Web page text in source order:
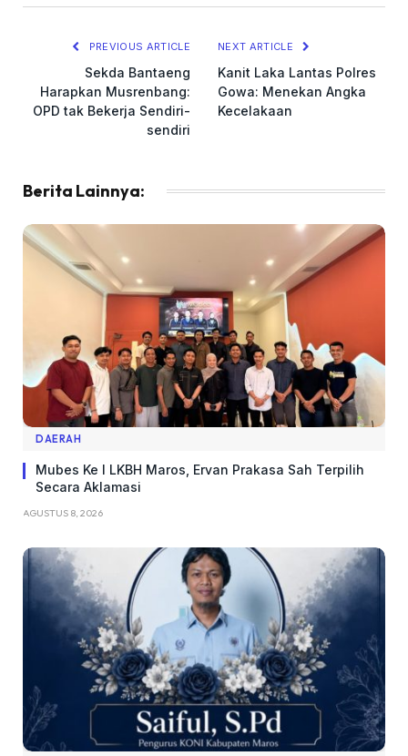
PREVIOUS ARTICLE
Sekda Bantaeng
Harapkan Musrenbang:
OPD tak Bekerja Sendiri-
sendiri
NEXT ARTICLE
Kanit Laka Lantas Polres
Gowa: Menekan Angka
Kecelakaan
Berita Lainnya:
DAERAH
Mubes Ke I LKBH Maros, Ervan Prakasa Sah Terpilih
Secara Aklamasi
AGUSTUS 8, 2026